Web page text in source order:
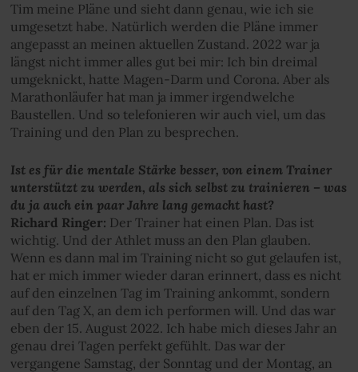
Tim meine Pläne und sieht dann genau, wie ich sie
umgesetzt habe. Natürlich werden die Pläne immer
angepasst an meinen aktuellen Zustand. 2022 war ja
längst nicht immer alles gut bei mir: Ich bin dreimal
umgeknickt, hatte Magen-Darm und Corona. Aber als
Marathonläufer hat man ja immer irgendwelche
Baustellen. Und so telefonieren wir auch viel, um das
Training und den Plan zu besprechen.
Ist es für die mentale Stärke besser, von einem Trainer
unterstützt zu werden, als sich selbst zu trainieren – was
du ja auch ein paar Jahre lang gemacht hast?
Richard Ringer: Der Trainer hat einen Plan. Das ist
wichtig. Und der Athlet muss an den Plan glauben.
Wenn es dann mal im Training nicht so gut gelaufen ist,
hat er mich immer wieder daran erinnert, dass es nicht
auf den einzelnen Tag im Training ankommt, sondern
auf den Tag X, an dem ich performen will. Und das war
eben der 15. August 2022. Ich habe mich dieses Jahr an
genau drei Tagen perfekt gefühlt. Das war der
vergangene Samstag, der Sonntag und der Montag, an